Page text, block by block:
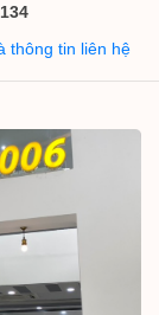
thông tin liên hệ